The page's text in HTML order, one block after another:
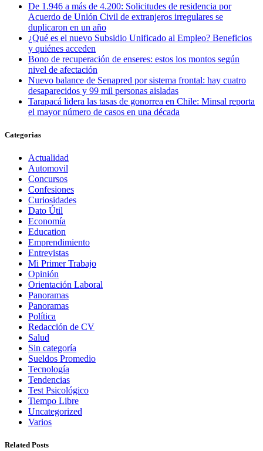
De 1.946 a más de 4.200: Solicitudes de residencia por
Acuerdo de Unión Civil de extranjeros irregulares se
duplicaron en un año
¿Qué es el nuevo Subsidio Unificado al Empleo? Beneficios
y quiénes acceden
Bono de recuperación de enseres: estos los montos según
nivel de afectación
Nuevo balance de Senapred por sistema frontal: hay cuatro
desaparecidos y 99 mil personas aisladas
Tarapacá lidera las tasas de gonorrea en Chile: Minsal reporta
el mayor número de casos en una década
Categorias
Actualidad
Automovil
Concursos
Confesiones
Curiosidades
Dato Útil
Economía
Education
Emprendimiento
Entrevistas
Mi Primer Trabajo
Opinión
Orientación Laboral
Panoramas
Panoramas
Política
Redacción de CV
Salud
Sin categoría
Sueldos Promedio
Tecnología
Tendencias
Test Psicológico
Tiempo Libre
Uncategorized
Varios
Related Posts